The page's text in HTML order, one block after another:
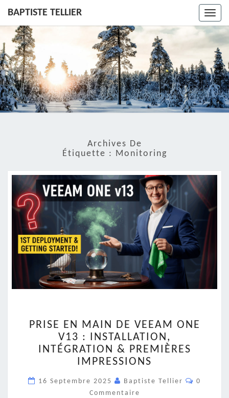
BAPTISTE TELLIER
Archives De
Étiquette : Monitoring
EN
MAIN
DE
VEEAM
V13
:
PRISE EN MAIN DE VEEAM ONE
V13 : INSTALLATION,
INTÉGRATION & PREMIÈRES
IMPRESSIONS
16 Septembre 2025 Baptiste Tellier
0
Commentaire